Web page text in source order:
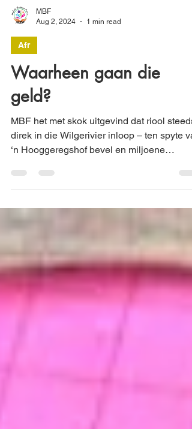
Afr
Waarheen gaan die
geld?
MBF het met skok uitgevind dat riool steeds
direk in die Wilgerivier inloop – ten spyte
‘n Hooggeregshof bevel en miljoene